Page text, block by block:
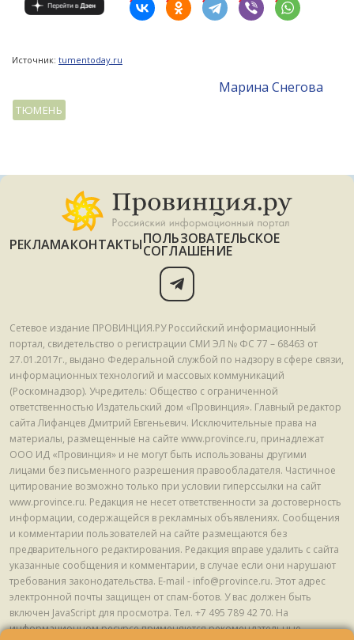
Источник: tumentoday.ru
Mарина Снегова
ТЮМЕНЬ
РЕКЛАМАКОНТАКТЫПОЛЬЗОВАТЕЛЬСКОЕ
СОГЛАШЕНИЕ
Сетевое издание ПРОВИНЦИЯ.РУ Российский информационный
портал, свидетельство о регистрации СМИ ЭЛ № ФС 77 – 68463 от
27.01.2017г., выдано Федеральной службой по надзору в сфере связи,
информационных технологий и массовых коммуникаций
(Роскомнадзор). Учредитель: Общество с ограниченной
ответственностью Издательский дом «Провинция». Главный редактор
сайта Лифанцев Дмитрий Евгеньевич. Исключительные права на
материалы, размещенные на сайте www.province.ru, принадлежат
ООО ИД «Провинция» и не могут быть использованы другими
лицами без письменного разрешения правообладателя. Частичное
цитирование возможно только при условии гиперссылки на сайт
www.province.ru. Редакция не несет ответственности за достоверность
информации, содержащейся в рекламных объявлениях. Сообщения
и комментарии пользователей на сайте размещаются без
предварительного редактирования. Редакция вправе удалить с сайта
указанные сообщения и комментарии, в случае если они нарушают
требования законодательства. E-mail - info@province.ru. Этот адрес
электронной почты защищен от спам-ботов. У вас должен быть
включен JavaScript для просмотра. Tел. +7 495 789 42 70. На
информационном ресурсе применяются рекомендательные